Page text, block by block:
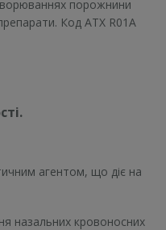
порожнини
Код АТХ R01А
агентом, що діє на
назальних кровоносних